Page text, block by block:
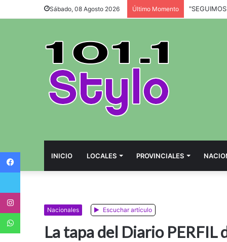
Sábado, 08 Agosto 2026 Último Momento
INICIO LOCALES PROVINCIALES
Nacionales Escuchar artículo
La tapa del Diario PERFIL
Twitter
WhatsApp